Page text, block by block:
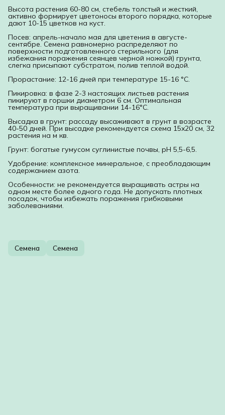
Высота растения 60-80 см, стебель толстый и жесткий,
активно формирует цветоносы второго порядка, которые
дают 10-15 цветков на куст.
Посев: апрель-начало мая для цветения в августе-
сентябре. Семена равномерно распределяют по
поверхности подготовленного стерильного (для
избежания поражения сеянцев черной ножкой) грунта,
слегка присыпают субстратом, полив теплой водой.
Прорастание: 12-16 дней при температуре 15-16 °С.
Пикировка: в фазе 2-3 настоящих листьев растения
пикируют в горшки диаметром 6 см. Оптимальная
температура при выращивании 14-16°С.
Высадка в грунт: рассаду высаживают в грунт в возрасте
40-50 дней. При высадке рекомендуется схема 15x20 см, 32
растения на м кв.
Грунт: богатые гумусом суглинистые почвы, рН 5,5-6,5.
Удобрение: комплексное минеральное, с преобладающим
содержанием азота.
Особенности: не рекомендуется выращивать астры на
одном месте более одного года. Не допускать плотных
посадок, чтобы избежать поражения грибковыми
заболеваниями.
Семена Семена